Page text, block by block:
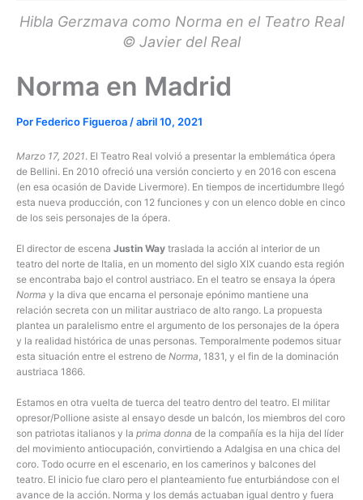
Hibla Gerzmava como Norma en el Teatro Real
© Javier del Real
Norma en Madrid
Por Federico Figueroa /abril 10, 2021
Marzo 17, 2021. El Teatro Real volvió a presentar la emblemática ópera
de Bellini. En 2010 ofreció una versión concierto y en 2016 con escena
(en esa ocasión de Davide Livermore). En tiempos de incertidumbre llegó
esta nueva producción, con 12 funciones y con un elenco doble en cinco
de los seis personajes de la ópera.
El director de escena Justin Way traslada la acción al interior de un
teatro del norte de Italia, en un momento del siglo XIX cuando esta región
se encontraba bajo el control austriaco. En el teatro se ensaya la ópera
Norma y la diva que encarna el personaje epónimo mantiene una
relación secreta con un militar austriaco de alto rango. La propuesta
plantea un paralelismo entre el argumento de los personajes de la ópera
y la realidad histórica de unas personas. Temporalmente podemos situar
esta situación entre el estreno de Norma, 1831, y el fin de la dominación
austriaca 1866.
Estamos en otra vuelta de tuerca del teatro dentro del teatro. El militar
opresor/Pollione asiste al ensayo desde un balcón, los miembros del coro
son patriotas italianos y la prima donna de la compañía es la hija del líder
del movimiento antiocupación, convirtiendo a Adalgisa en una chica del
coro. Todo ocurre en el escenario, en los camerinos y balcones del
teatro. El inicio fue claro pero el planteamiento fue enturbiándose con el
avance de la acción. Norma y los demás actuaban igual dentro y fuera